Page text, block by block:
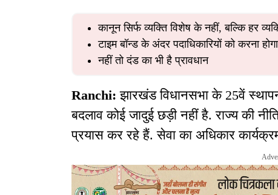
कानून सिर्फ व्यक्ति विशेष के नहीं, बल्कि हर
टाइम बॉन्ड के अंदर पदाधिकारियों को करना
नहीं तो दंड का भी है प्रावधान
Ranchi: झारखंड विधानसभा के 25वें
बदलाव कोई जादुई छड़ी नहीं है. राज्य की
प्रयास कर रहे हैं. सेवा का अधिकार